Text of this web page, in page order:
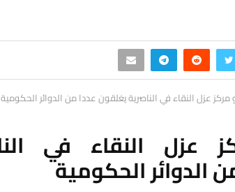
عزل النقاء في الناصرية يغلقون عددا من الدوائر الحكومية
عزل النقاء في
الدوائر الحكومية